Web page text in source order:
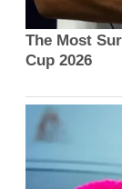
The Most
Cup 2026